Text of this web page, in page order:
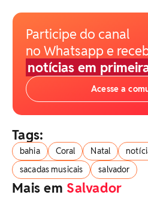
Participe do canal
no Whatsapp e
notícias em
Acesse a
Tags:
bahia Coral Natal
sacadas musicais
salvador
Mais em Salvador